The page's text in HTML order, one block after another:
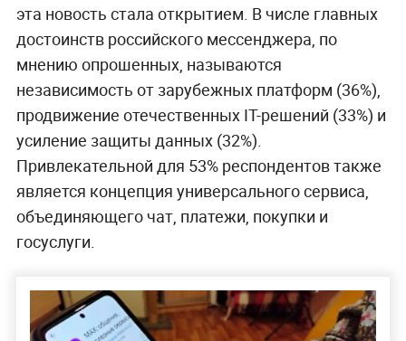
эта новость стала открытием. В числе главных
достоинств российского мессенджера, по
мнению опрошенных, называются
независимость от зарубежных платформ (36%),
продвижение отечественных IT-решений (33%) и
усиление защиты данных (32%).
Привлекательной для 53% респондентов также
является концепция универсального сервиса,
объединяющего чат, платежи, покупки и
госуслуги.